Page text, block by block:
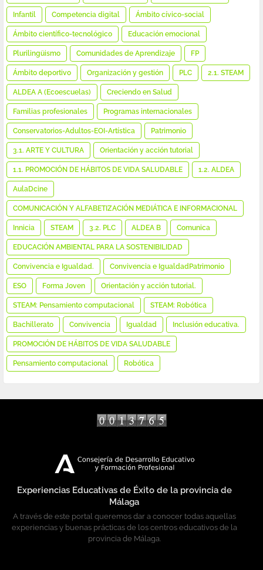
Infantil Competencia digital Ámbito cívico-social
Ámbito científico-tecnológico Educación emocional
Plurilingüismo Comunidades de Aprendizaje FP
Ámbito deportivo Organización y gestión PLC 2.1. STEAM
ALDEA A (Ecoescuelas) Creciendo en Salud
Familias profesionales Programas internacionales
Conservatorios-Adultos-EOI-Artística Patrimonio
3.1. ARTE Y CULTURA Orientación y acción tutorial
1.1. PROMOCIÓN DE HÁBITOS DE VIDA SALUDABLE 1.2. ALDEA
AulaDcine
COMUNICACIÓN Y ALFABETIZACIÓN MEDIÁTICA E INFORMACIONAL
Innicia STEAM 3.2. PLC ALDEA B Comunica
EDUCACIÓN AMBIENTAL PARA LA SOSTENIBILIDAD
Convivencia e Igualdad. Convivencia e IgualdadPatrimonio
ESO Forma Joven Orientación y acción tutorial.
STEAM: Pensamiento computacional STEAM: Robótica
Bachillerato Convivencia Igualdad Inclusión educativa.
PROMOCIÓN DE HÁBITOS DE VIDA SALUDABLE
Pensamiento computacional Robótica
Experiencias Educativas de Éxito de la provincia de
Málaga
A través de este portal queremos dar a conocer todas aquellas
experiencias y buenas prácticas de los centros educativos de la
provincia de Málaga.